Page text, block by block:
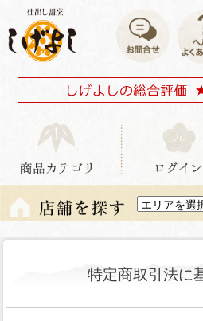
特定商取引法に